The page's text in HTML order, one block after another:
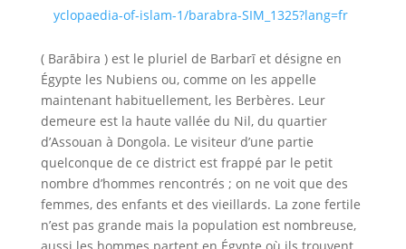
yclopaedia-of-islam-1/barabra-SIM_1325?lang=fr
( Barābira ) est le pluriel de Barbarī et désigne en
Égypte les Nubiens ou, comme on les appelle
maintenant habituellement, les Berbères. Leur
demeure est la haute vallée du Nil, du quartier
d’Assouan à Dongola. Le visiteur d’une partie
quelconque de ce district est frappé par le petit
nombre d’hommes rencontrés ; on ne voit que des
femmes, des enfants et des vieillards. La zone fertile
n’est pas grande mais la population est nombreuse,